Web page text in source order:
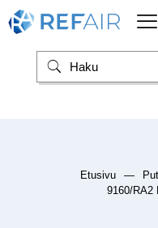
Etusivu —
9160/RA2